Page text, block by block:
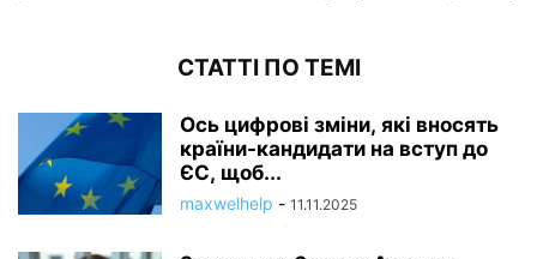
СТАТТІ ПО ТЕМІ
Ось цифрові зміни, які вносять
країни-кандидати на вступ до
ЄС, щоб...
maxwelhelp - 11.11.2025